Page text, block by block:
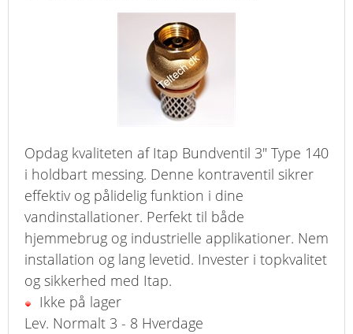
Opdag kvaliteten af Itap Bundventil 3" Type 140
i holdbart messing. Denne kontraventil sikrer
effektiv og pålidelig funktion i dine
vandinstallationer. Perfekt til både
hjemmebrug og industrielle applikationer. Nem
installation og lang levetid. Invester i topkvalitet
og sikkerhed med Itap.
Ikke på lager
Lev. Normalt 3 - 8 Hverdage